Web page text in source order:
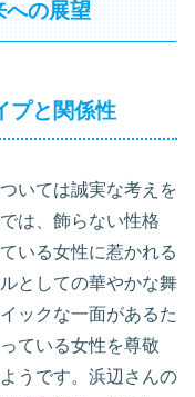
への展望
プと関係性
いては誠実な考えを
は、飾らない性格
いる女性に惹かれる
としての華やかな舞
ックな一面があるた
ている女性を尊敬
うです。浜辺さんの